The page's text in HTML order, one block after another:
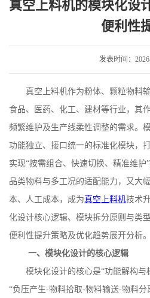
真空上料机的模块化设
便利性
发表时间：
真空上料机作为粉体、颗粒物料
食品、医药、化工、建材等行业，其
频繁维护及生产线柔性调整的需求。
功能独立、接口统一的标准化模块，
实现“按需组合、快速切换、精准维
品类物料与多工况的适配能力，又大
本、人工成本，成为真空上料机技术
化设计核心逻辑、模块拆分原则与类
便利性提升策略及优化趋势展开分析。
一、模块化设计的核心逻辑
模块化设计的核心是“功能解构与
“负压产生-物料拾取-物料输送-物料分